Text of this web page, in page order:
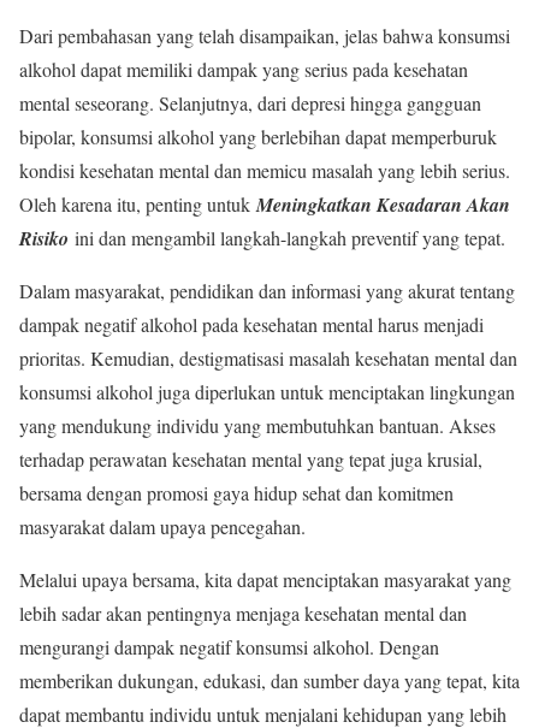
Dari pembahasan yang telah disampaikan, jelas bahwa konsumsi
alkohol dapat memiliki dampak yang serius pada kesehatan
mental seseorang. Selanjutnya, dari depresi hingga gangguan
bipolar, konsumsi alkohol yang berlebihan dapat memperburuk
kondisi kesehatan mental dan memicu masalah yang lebih serius.
Oleh karena itu, penting untuk Meningkatkan Kesadaran Akan
Risiko ini dan mengambil langkah-langkah preventif yang tepat.
Dalam masyarakat, pendidikan dan informasi yang akurat tentang
dampak negatif alkohol pada kesehatan mental harus menjadi
prioritas. Kemudian, destigmatisasi masalah kesehatan mental dan
konsumsi alkohol juga diperlukan untuk menciptakan lingkungan
yang mendukung individu yang membutuhkan bantuan. Akses
terhadap perawatan kesehatan mental yang tepat juga krusial,
bersama dengan promosi gaya hidup sehat dan komitmen
masyarakat dalam upaya pencegahan.
Melalui upaya bersama, kita dapat menciptakan masyarakat yang
lebih sadar akan pentingnya menjaga kesehatan mental dan
mengurangi dampak negatif konsumsi alkohol. Dengan
memberikan dukungan, edukasi, dan sumber daya yang tepat, kita
dapat membantu individu untuk menjalani kehidupan yang lebih